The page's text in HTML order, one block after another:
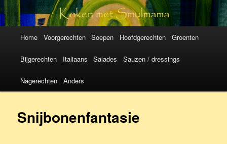
Koken met
SmulMama
Spring
naar
de
inhoud
Spring
naar
de
inhoud
Home Voorgerechten Soepen Hoofdgerechten Groenten
Bijgerechten Italiaans Salades Sauzen / dressings
Nagerechten Anders
Snijbonenfantasie